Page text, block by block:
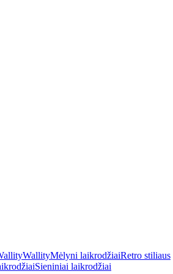
WallityMėlyni laikrodžiaiRetro stiliaus
Sieniniai laikrodžiai